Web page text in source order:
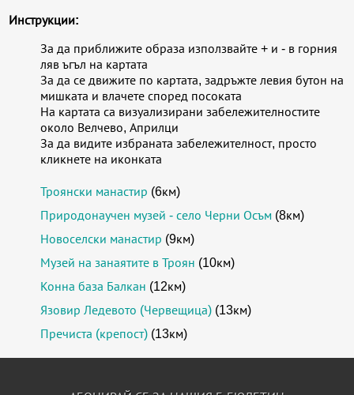
Инструкции:
За да приближите образа използвайте + и - в горния
ляв ъгъл на картата
За да се движите по картата, задръжте левия бутон на
мишката и влачете според посоката
На картата са визуализирани забележителностите
около Велчево, Априлци
За да видите избраната забележителност, просто
кликнете на иконката
Троянски манастир (6км)
Природонаучен музей - село Черни Осъм (8км)
Новоселски манастир (9км)
Музей на занаятите в Троян (10км)
Конна база Балкан (12км)
Язовир Ледевото (Червещица) (13км)
Пречиста (крепост) (13км)